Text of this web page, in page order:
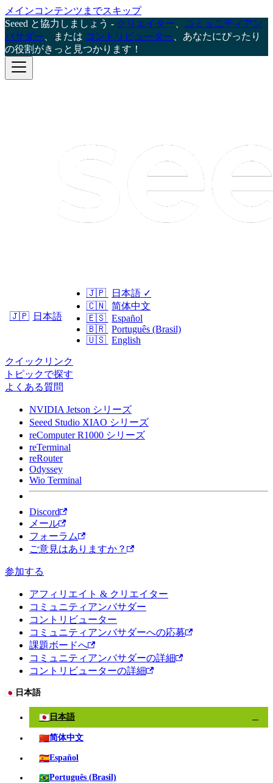
メインコンテンツまでスキップ
Seeed と協力しましょう - クリエイター
コミュニティアン
バサダー 、または コントリビューター 、あなたにぴったり
の役割がきっと見つかります！
🇯🇵 日本語
🇯🇵 日本語 ✓
🇨🇳 简体中文
🇪🇸 Español
🇧🇷 Português (Brasil)
🇺🇸 English
クイックリンク
トピックで探す
よくある質問
NVIDIA Jetson シリーズ
Seeed Studio XIAO シリーズ
reComputer R1000 シリーズ
reTerminal
reRouter
Odyssey
Wio Terminal
Discord
メール
フォーラム
ご意見はありますか？
参加する
アフィリエイト & クリエイター
コミュニティアンバサダー
コントリビューター
コミュニティアンバサダーへの応募
課題ボードへ
コミュニティアンバサダーの詳細
コントリビューターの詳細
🇯🇵 日本語
🇯🇵 日本語
🇨🇳简体中文
🇪🇸Español
🇧🇷Português (Brasil)